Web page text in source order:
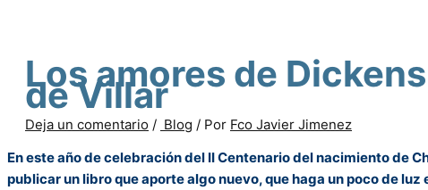
Los amores de
de Villar
Deja un comentario / Blog / Por Fco Javier Jimenez
En este año de celebración del II Centenario del nacimiento de
publicar un libro que aporte algo nuevo, que haga un poco de